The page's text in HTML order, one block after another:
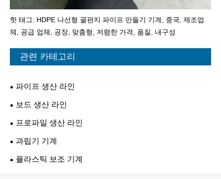
핫 태그: HDPE 나선형 골판지 파이프 만들기 기계, 중국, 제조업
체, 공급 업체, 공장, 맞춤형, 저렴한 가격, 품질, 내구성
관련 카테고리
파이프 생산 라인
보드 생산 라인
프로파일 생산 라인
과립기 기계
플라스틱 보조 기계